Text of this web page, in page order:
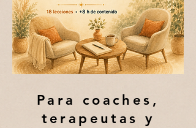
Para coaches,
terapeutas y